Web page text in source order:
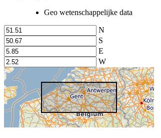
Geo wetenschappelijke data
N
S
E
W